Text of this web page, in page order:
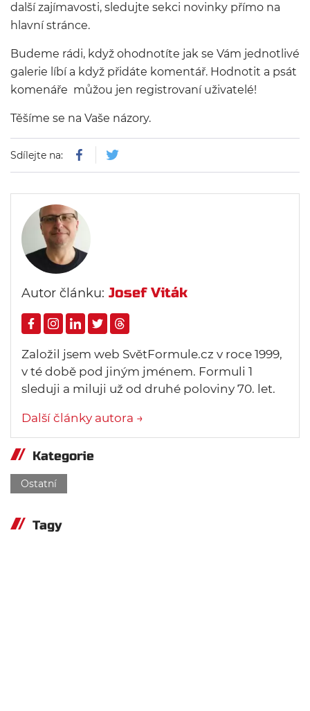
další zajímavosti, sledujte sekci novinky přímo na
hlavní stránce.
Budeme rádi, když ohodnotíte jak se Vám jednotlivé
galerie líbí a když přidáte komentář. Hodnotit a psát
komenáře můžou jen registrovaní uživatelé!
Těšíme se na Vaše názory.
Sdílejte na:
Autor článku: Josef Viták
Založil jsem web SvětFormule.cz v roce 1999,
v té době pod jiným jménem. Formuli 1
sleduji a miluji už od druhé poloviny 70. let.
Další články autora →
Kategorie
Ostatní
Tagy